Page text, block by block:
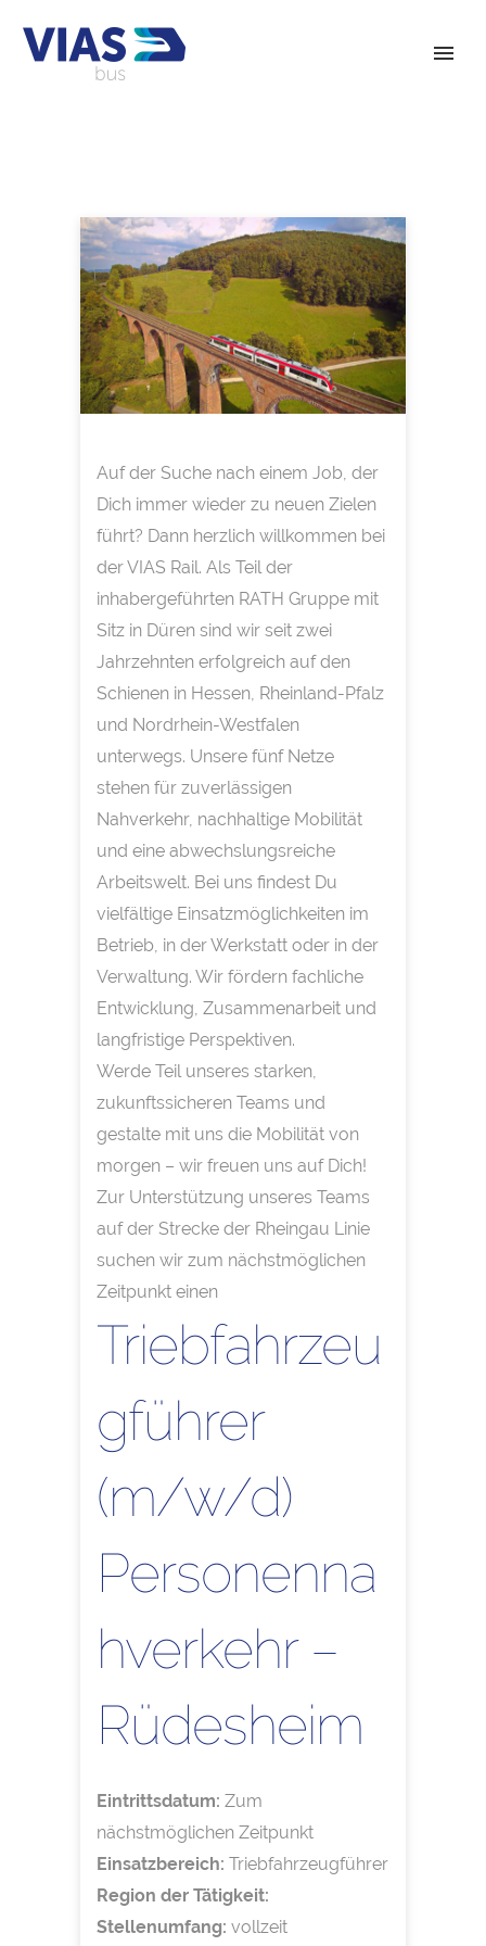
Auf der Suche nach einem Job, der
Dich immer wieder zu neuen Zielen
führt? Dann herzlich willkommen bei
der VIAS Rail. Als Teil der
inhabergeführten RATH Gruppe mit
Sitz in Düren sind wir seit zwei
Jahrzehnten erfolgreich auf den
Schienen in Hessen, Rheinland-Pfalz
und Nordrhein-Westfalen
unterwegs. Unsere fünf Netze
stehen für zuverlässigen
Nahverkehr, nachhaltige Mobilität
und eine abwechslungsreiche
Arbeitswelt. Bei uns findest Du
vielfältige Einsatzmöglichkeiten im
Betrieb, in der Werkstatt oder in der
Verwaltung. Wir fördern fachliche
Entwicklung, Zusammenarbeit und
langfristige Perspektiven.
Werde Teil unseres starken,
zukunftssicheren Teams und
gestalte mit uns die Mobilität von
morgen – wir freuen uns auf Dich!
Zur Unterstützung unseres Teams
auf der Strecke der Rheingau Linie
suchen wir zum nächstmöglichen
Zeitpunkt einen
Triebfahrzeu
gführer
(m/w/d)
Personenna
hverkehr –
Rüdesheim
Eintrittsdatum: Zum
nächstmöglichen Zeitpunkt
Einsatzbereich: Triebfahrzeugführer
Region der Tätigkeit:
Stellenumfang: vollzeit